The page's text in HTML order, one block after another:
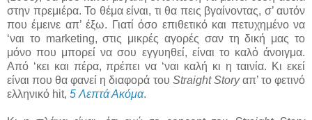
στην πρεμιέρα. Το θέμα είναι, τι θα πεις βγαίνοντας, σ’ αυτόν
που έμεινε απ’ έξω. Γιατί όσο επιθετικό και πετυχημένο να
‘ναι το marketing, στις μικρές αγορές σαν τη δική μας το
μόνο που μπορεί να σου εγγυηθεί, είναι το καλό άνοιγμα.
Από ‘κει και πέρα, πρέπει να ‘ναι καλή κι η ταινία. Κι εκεί
είναι που θα φανεί η διαφορά του Straight Storyαπ’ το φετινό
ελληνικό hit, 5 Λεπτά Ακόμα.